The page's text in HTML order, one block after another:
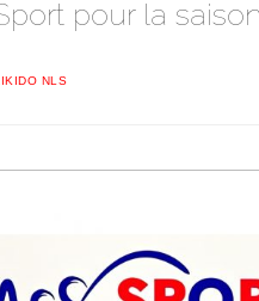
pour la
NLS